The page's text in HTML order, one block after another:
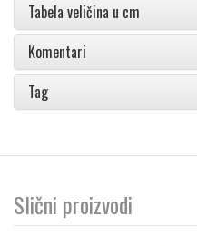
Tabela veličina u cm
Komentari
Tag
Slični proizvodi